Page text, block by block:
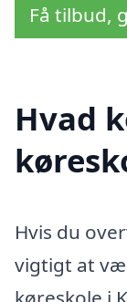
Få tilbud,
Hvad
Hvis du
vigtigt at